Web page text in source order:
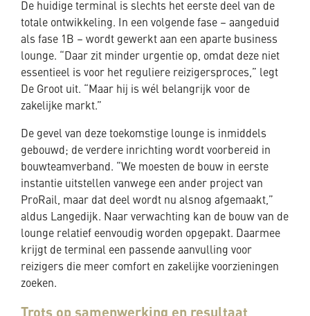
De huidige terminal is slechts het eerste deel van de
totale ontwikkeling. In een volgende fase – aangeduid
als fase 1B – wordt gewerkt aan een aparte business
lounge. “Daar zit minder urgentie op, omdat deze niet
essentieel is voor het reguliere reizigersproces,” legt
De Groot uit. “Maar hij is wél belangrijk voor de
zakelijke markt.”
De gevel van deze toekomstige lounge is inmiddels
gebouwd; de verdere inrichting wordt voorbereid in
bouwteamverband. “We moesten de bouw in eerste
instantie uitstellen vanwege een ander project van
ProRail, maar dat deel wordt nu alsnog afgemaakt,”
aldus Langedijk. Naar verwachting kan de bouw van de
lounge relatief eenvoudig worden opgepakt. Daarmee
krijgt de terminal een passende aanvulling voor
reizigers die meer comfort en zakelijke voorzieningen
zoeken.
Trots op samenwerking en resultaat